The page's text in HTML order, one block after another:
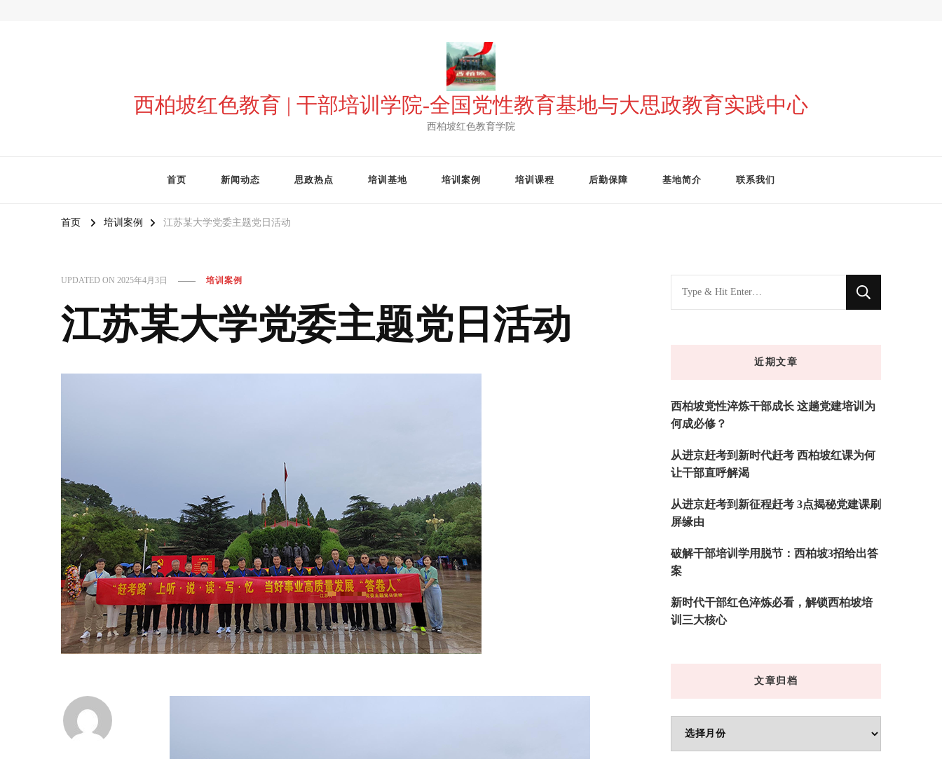
西柏坡红色教育 | 干部培训学院-全国党性教育基地与大思政教育实践中心
西柏坡红色教育学院
首页 新闻动态 思政热点 培训基地 培训案例 培训课程 后勤保障 基地简介 联系我们
首页 培训案例 江苏某大学党委主题党日活动
UPDATED ON 2025年4月3日 培训案例
江苏某大学党委主题党日活动
找
什
近期文章
西柏坡党性淬炼干部成长 这趟党建培训为
何成必修？
从进京赶考到新时代赶考 西柏坡红课为何
让干部直呼解渴
从进京赶考到新征程赶考 3点揭秘党建课刷
屏缘由
破解干部培训学用脱节：西柏坡3招给出答
案
新时代干部红色淬炼必看，解锁西柏坡培
训三大核心
文章归档
章